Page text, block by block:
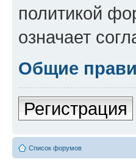
политикой
означает
Общие
Регистрация
Список форумов